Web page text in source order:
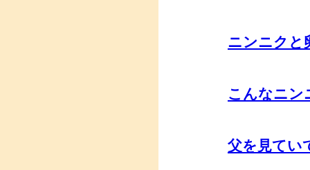
ニンニクと
こんなニン
父を見てい